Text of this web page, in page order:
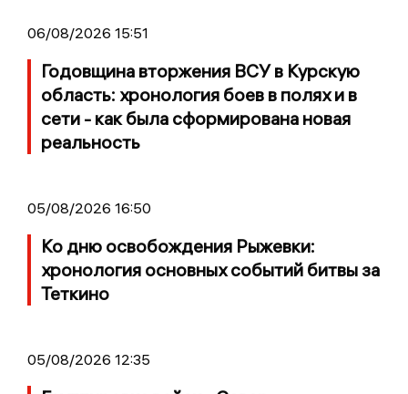
06/08/2026 15:51
Годовщина вторжения ВСУ в Курскую
область: хронология боев в полях и в
сети - как была сформирована новая
реальность
05/08/2026 16:50
Ко дню освобождения Рыжевки:
хронология основных событий битвы за
Теткино
05/08/2026 12:35